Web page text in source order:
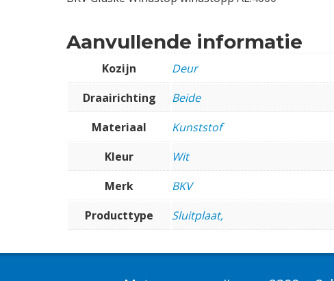
Aanvullende informatie
Kozijn
Deur
Draairichting
Beide
Materiaal
Kunststof
Kleur
Wit
Merk
BKV
Producttype
Sluitplaat,